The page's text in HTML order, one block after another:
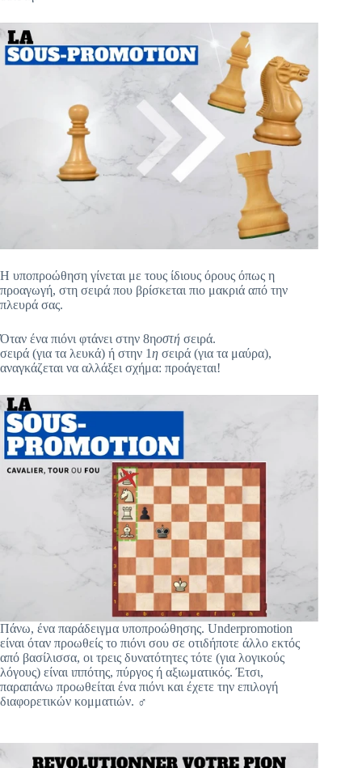
Η υποπροώθηση γίνεται με τους ίδιους όρους όπως η
προαγωγή, στη σειρά που βρίσκεται πιο μακριά από την
πλευρά σας.
Όταν ένα πιόνι φτάνει στην 8ηοστή σειρά.
σειρά (για τα λευκά) ή στην 1η σειρά (για τα μαύρα),
αναγκάζεται να αλλάξει σχήμα: προάγεται!
Πάνω, ένα παράδειγμα υποπροώθησης. Underpromotion
είναι όταν προωθείς το πιόνι σου σε οτιδήποτε άλλο εκτός
από βασίλισσα, οι τρεις δυνατότητες τότε (για λογικούς
λόγους) είναι ιππότης, πύργος ή αξιωματικός. Έτσι,
παραπάνω προωθείται ένα πιόνι και έχετε την επιλογή
διαφορετικών κομματιών. ‍♂️